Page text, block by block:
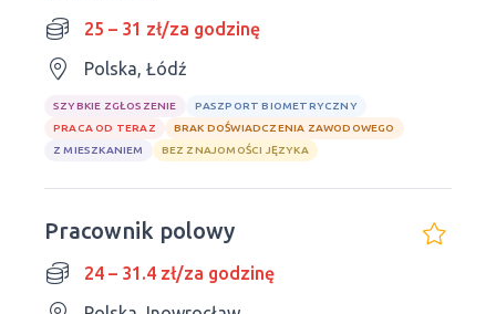
25 – 31 zł/za godzinę
Polska, Łódź
SZYBKIE ZGŁOSZENIE
PASZPORT BIOMETRYCZNY
PRACA OD TERAZ
BRAK DOŚWIADCZENIA ZAWODOWEGO
Z MIESZKANIEM
BEZ ZNAJOMOŚCI JĘZYKA
Pracownik polowy
24 – 31.4 zł/za godzinę